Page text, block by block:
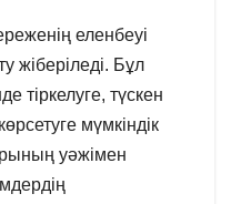
еленбеуі
жіберіледі. Бұл
тіркелуге, түскен
мүмкіндік
уәжімен